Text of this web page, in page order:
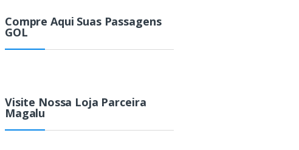
Compre Aqui Suas Passagens
GOL
Visite Nossa Loja Parceira
Magalu